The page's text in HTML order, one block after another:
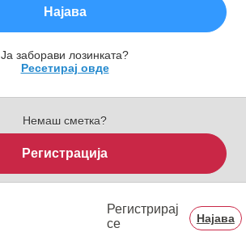
Најава
Ја заборави лозинката?
Ресетирај овде
Немаш сметка?
Регистрација
Регистрирај
се
Најава